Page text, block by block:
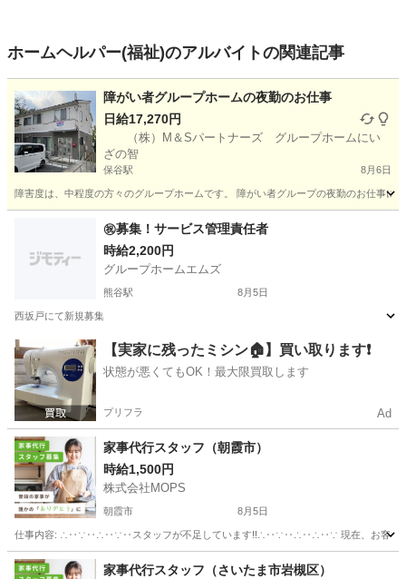
ホームヘルパー(福祉)のアルバイトの関連記事
障がい者グループホームの夜勤のお仕事
日給17,270円
（株）M＆Sパートナーズ グループホームにい
ざの智
保谷駅 8月6日
障害度は、中程度の方々のグループホームです。 障がい者グループの夜勤のお仕事
保谷駅 その他 障がい者
㊗️募集！サービス管理責任者
時給2,200円
グループホームエムズ
熊谷駅 8月5日
西坂戸にて新規募集
熊谷市 熊谷駅 介護福祉士
【実家に残ったミシン🏠】買い取ります❗️
状態が悪くてもOK！最大限買取します
プリフラ Ad
家事代行スタッフ（朝霞市）
時給1,500円
株式会社MOPS
朝霞市 8月5日
仕事内容: ∴‥∵‥∴‥∵‥スタッフが不足しています!!∴‥∵‥∴‥∴‥∵ 現在、お客様から多
埼玉 朝霞市 ホームヘルパー スタッフ
家事代行スタッフ（さいたま市岩槻区）